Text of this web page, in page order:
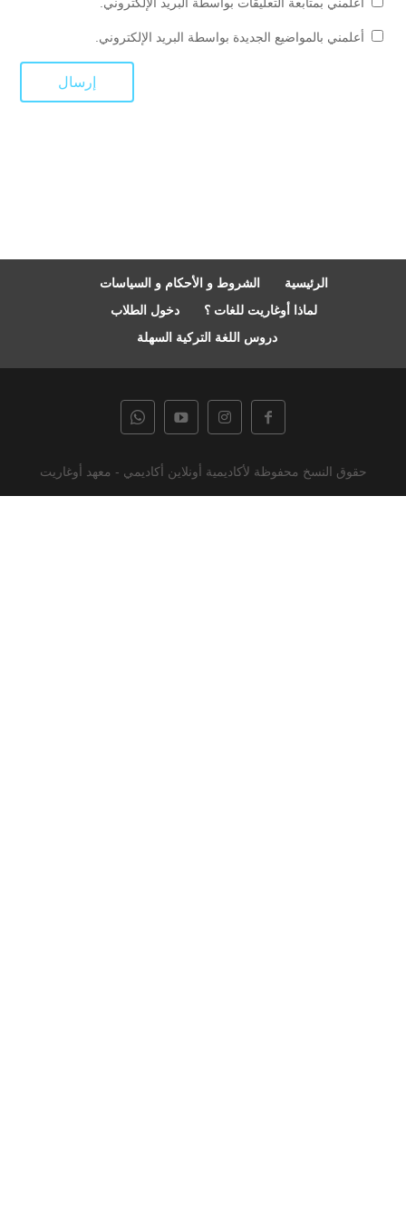
أعلمني بالمواضيع الجديدة بواسطة البريد الإلكتروني.
الرئيسية
الشروط و الأحكام و السياسات
لماذا أوغاريت للغات ؟
دخول الطلاب
دروس اللغة التركية السهلة
حقوق النسخ محفوظة لأكاديمية أونلاين أكاديمي - معهد أوغاريت